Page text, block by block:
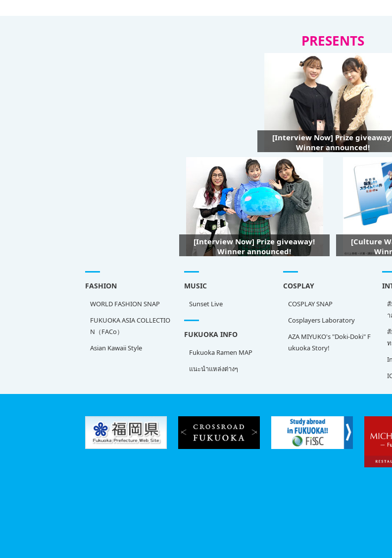
PRESENTS
[Interview Now] Prize
Winner announced!
[Interview Now] Prize giveaway!
Winner announced!
[Culture
FASHION
WORLD FASHION SNAP
FUKUOKA ASIA COLLECTIO
N（FACo）
Asian Kawaii Style
MUSIC
Sunset Live
COSPLAY
COSPLAY SNAP
Cosplayers Laboratory
AZA MIYUKO's "Doki-Doki" F
ukuoka Story!
FUKUOKA INFO
Fukuoka Ramen MAP
แนะนำแหล่งต่างๆ